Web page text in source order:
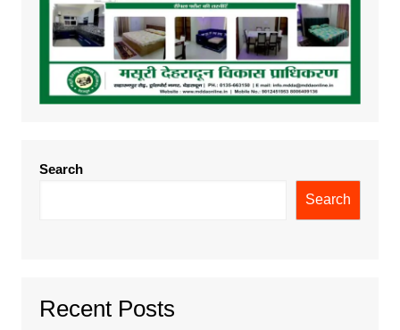
Search
Search
Recent Posts